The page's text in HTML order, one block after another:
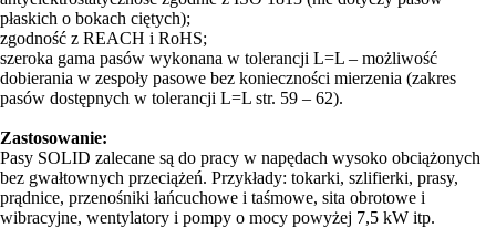
płaskich o bokach ciętych);
zgodność z REACH i RoHS;
szeroka gama pasów wykonana w tolerancji L=L – możliwość
dobierania w zespoły pasowe bez konieczności mierzenia (zakres
pasów dostępnych w tolerancji L=L str. 59 – 62).
Zastosowanie:
Pasy SOLID zalecane są do pracy w napędach wysoko obciążonych
bez gwałtownych przeciążeń. Przykłady: tokarki, szlifierki, prasy,
prądnice, przenośniki łańcuchowe i taśmowe, sita obrotowe i
wibracyjne, wentylatory i pompy o mocy powyżej 7,5 kW itp.